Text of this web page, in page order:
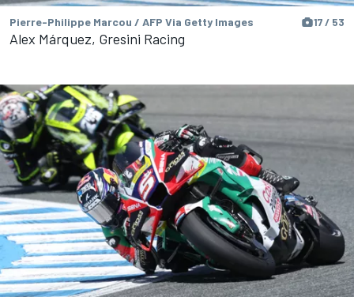
Pierre-Philippe Marcou / AFP Via Getty Images 17 / 53
Alex Márquez, Gresini Racing